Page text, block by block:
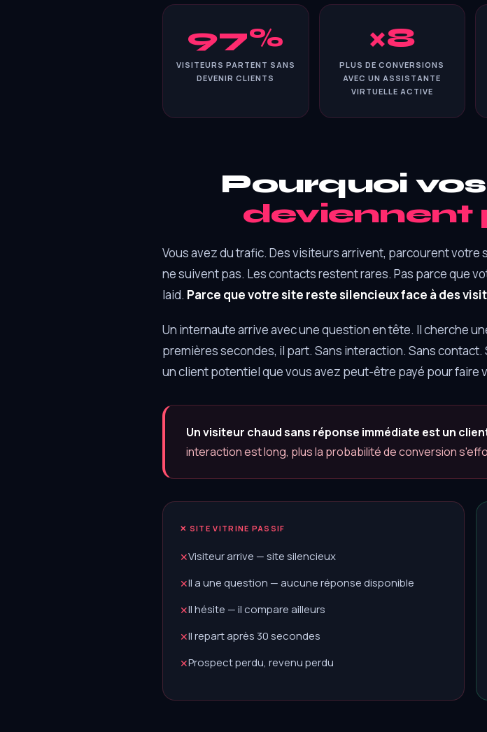
97%
VISITEURS PARTENT SANS
DEVENIR CLIENTS
×8
PLUS DE CONVERSIONS
AVEC UN ASSISTANTE
VIRTUELLE ACTIVE
Pourquoi
deviennent
Vous avez du trafic. Des visiteurs arrivent, parcourent
ne suivent pas. Les contacts restent rares. Pas parce que
laid. Parce que votre site reste silencieux face à des
Un internaute arrive avec une question en tête. Il cherche
premières secondes, il part. Sans interaction. Sans
un client potentiel que vous avez peut-être payé pour faire
Un visiteur chaud sans réponse immédiate est un
interaction est long, plus la probabilité de conversion
✕ SITE VITRINE PASSIF
✕Visiteur arrive — site silencieux
✕Il a une question — aucune réponse disponible
✕Il hésite — il compare ailleurs
✕Il repart après 30 secondes
✕Prospect perdu, revenu perdu